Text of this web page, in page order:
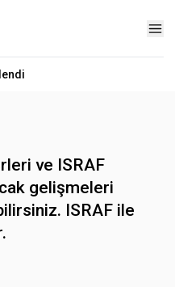
ve ISRAF
gelişmeleri
ISRAF ile